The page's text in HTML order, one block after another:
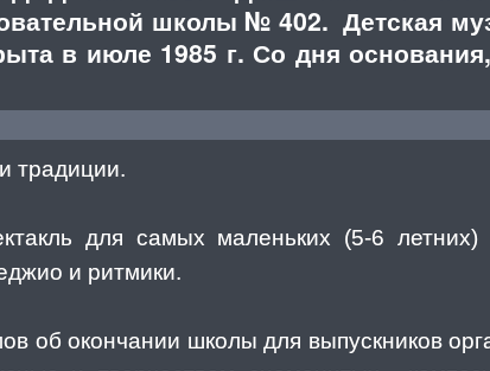
школы № 402. Детская
в июле 1985 г. Со дня
традиции.
для самых маленьких (5-6
и ритмики.
об окончании школы для выпускников